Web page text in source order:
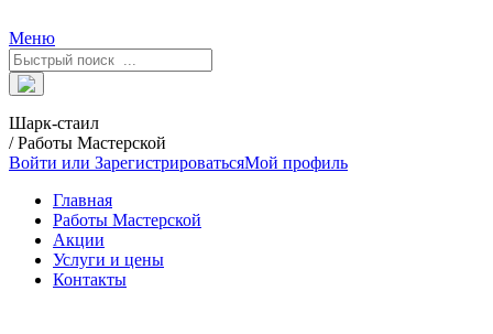
Меню
Шарк-стаил
/ Работы Мастерской
Войти или ЗарегистрироватьсяМой профиль
Главная
Работы Мастерской
Акции
Услуги и цены
Контакты